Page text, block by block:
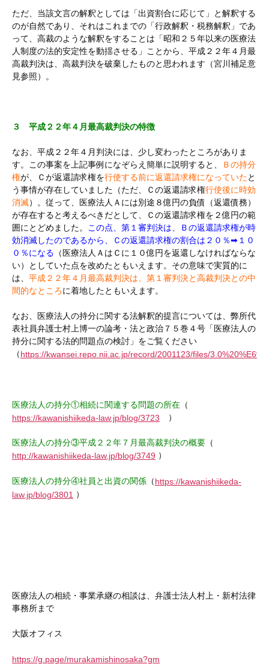
ただ、当該文言の解釈としては「出資割合に応じて」と解釈する
のが自然であり、それはこれまでの「行政解釈・税務解釈」であ
って、高裁のような解釈をすることは「昭和２５年以来の医療法
人制度の法的安定性を動揺させる」ことから、平成２２年４月最
高裁判決は、高裁判決を破棄したものと思われます（宮川補足意
見参照）。
３ 平成２２年４月最高裁判決の特徴
なお、平成２２年４月判決には、少し変わったところがありま
す。この事案を上記事例になぞらえ簡単に説明すると、
Ｂの持分
権が、Ｃが返還請求権を行使する前に返還請求権になっていたと
う事情が存在していました（ただ、Ｃの返還請求権行使後に時効
消滅）。従って、医療法人Ａには別途８億円の負債（返還債務）
が存在すると考えるべきだとして、Ｃの返還請求権を２億円の範
囲にとどめました。
この点、第１審判決は、Ｂの返還請求権が時
効消滅したのであるから、Ｃの返還請求権の割合は２０％➡１０
０％になる （医療法人ＡはＣに１０億円を返還しなければならな
い）としていた点を改めたともいえます。その意味で実質的に
は、 平成２２年４月最高裁判決は、第１審判決と高裁判決との中
間的なところに着地したともいえます。
なお、医療法人の持分に関する法解釈的提言については、弊所代
表社員弁護士村上博一の論考・法と政治７５巻４号「医療法人の
持分に関する法的問題点の検討」をご覧ください
（https://kwansei.repo.nii.ac.jp/record/2001123/files/
医療法人の持分①相続に関連する問題の所在 （
https://kawanishiikeda-law.jp/blog/3723 ）
医療法人の持分③平成２２年７月最高裁判決の概要 （
http://kawanishiikeda-law.jp/blog/3749 ）
医療法人の持分④社員と出資の関係 （https://kawanishiikeda-
law.jp/blog/3801 ）
医療法人の相続・事業承継の相談は、弁護士法人村上・新村法律
事務所まで
大阪オフィス
https://g.page/murakamishinosaka?gm